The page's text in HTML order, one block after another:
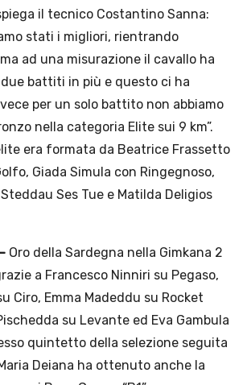
il tecnico Costantino Sanna:
stati i migliori, rientrando
ad una misurazione il cavallo ha
battiti in più e questo ci ha
per un solo battito non abbiamo
nella categoria Elite sui 9 km”.
era formata da Beatrice Frassetto
Giada Simula con Ringegnoso,
Ses Tue e Matilda Deligios
Oro della Sardegna nella Gimkana 2
a Francesco Ninniri su Pegaso,
Ciro, Emma Madeddu su Rocket
su Levante ed Eva Gambula
quintetto della selezione seguita
Deiana ha ottenuto anche la